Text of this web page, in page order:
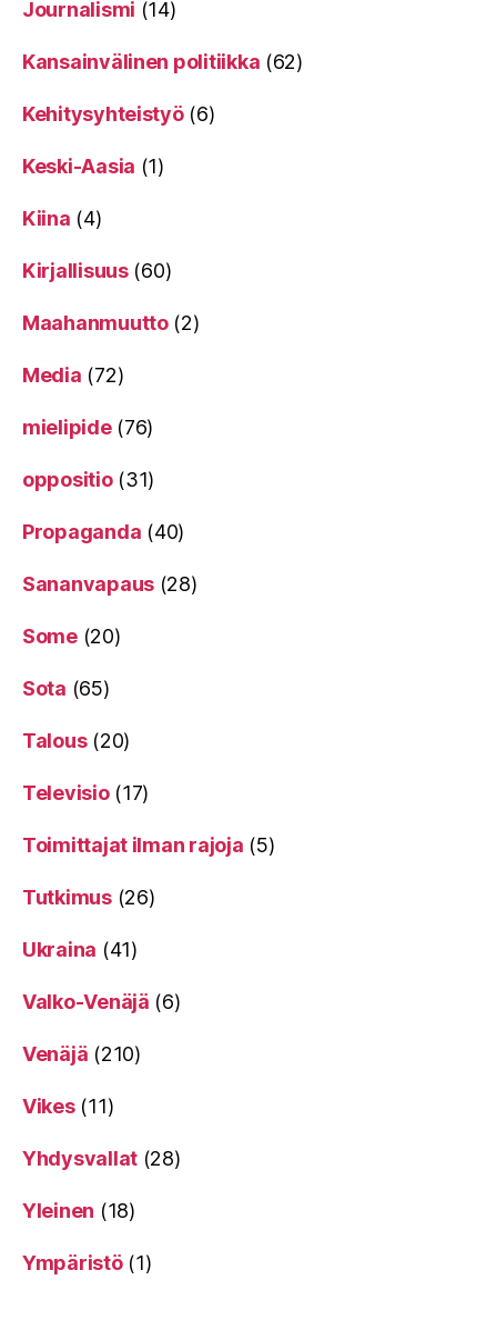
Journalismi (14)
Kansainvälinen politiikka (62)
Kehitysyhteistyö(6)
Keski-Aasia (1)
Kiina (4)
Kirjallisuus(60)
Maahanmuutto(2)
Media (72)
mielipide(76)
oppositio(31)
Propaganda (40)
Sananvapaus (28)
Some(20)
Sota (65)
Talous(20)
Televisio(17)
Toimittajat ilman rajoja (5)
Tutkimus(26)
Ukraina (41)
Valko-Venäjä (6)
Venäjä (210)
Vikes(11)
Yhdysvallat (28)
Yleinen (18)
Ympäristö(1)